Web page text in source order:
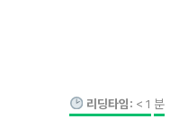
리딩타임: < 1 분